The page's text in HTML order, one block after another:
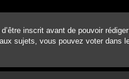
inscrit avant de pouvoir
sujets, vous pouvez voter dans